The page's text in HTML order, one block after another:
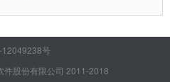
12049238号
件股份有限公司 2011-2018